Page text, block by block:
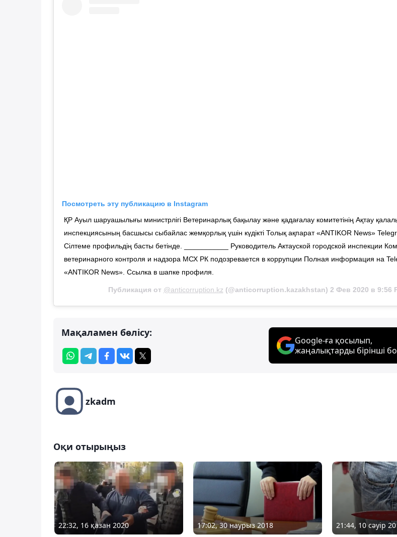
Посмотреть эту публикацию в Instagram
ҚР Ауыл шаруашылығы министрлігі Ветеринарлық бақылау және қадағалау комитетінің Ақтау
инспекциясының басшысы сыбайлас жемқорлық үшін күдікті Толық ақпарат «ANTIKOR News»
Сілтеме профильдің басты бетінде. ___________ Руководитель Актауской городской инспекции
ветеринарного контроля и надзора МСХ РК подозревается в коррупции Полная информация на
«ANTIKOR News». Ссылка в шапке профиля.
Публикация от @anticorruption.kz (@anticorruption.kazakhstan) 2 Фев 2020 в 9:56
Мақаламен бөлісу:
Google-ға қосылып,
жаңалықтарды бірінші
zkadm
Оқи отырыңыз
22:32, 16 қазан 2020 17:02, 30 наурыз 2018 21:44, 10 сәуір